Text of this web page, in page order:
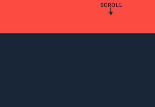
SCROLL